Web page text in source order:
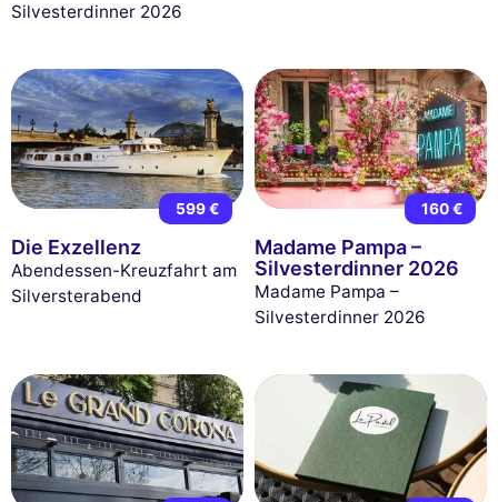
Silvesterdinner 2026
599 €
Die Exzellenz
Abendessen-Kreuzfahrt am
Silversterabend
160 €
Madame Pampa –
Silvesterdinner 2026
Madame Pampa –
Silvesterdinner 2026